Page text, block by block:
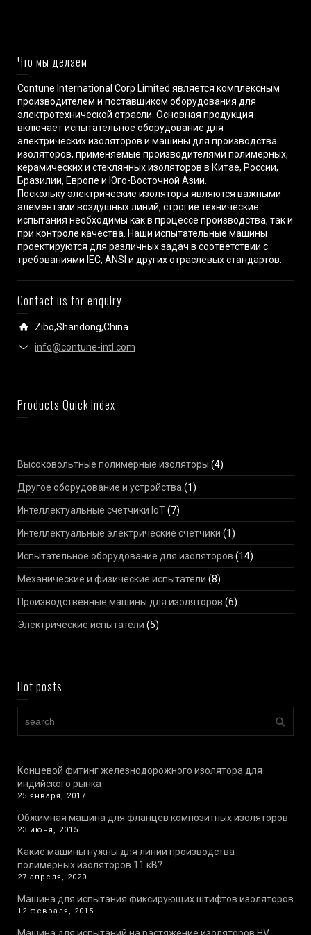
Что мы делаем
Contune International Corp Limited является комплексным
производителем и поставщиком оборудования для
электротехнической отрасли. Основная продукция
включает испытательное оборудование для
электрических изоляторов и машины для производства
изоляторов, применяемые производителями полимерных,
керамических и стеклянных изоляторов в Китае, России,
Бразилии, Европе и Юго-Восточной Азии.
Поскольку электрические изоляторы являются важными
элементами воздушных линий, строгие технические
испытания необходимы как в процессе производства, так и
при контроле качества. Наши испытательные машины
проектируются для различных задач в соответствии с
требованиями IEC, ANSI и других отраслевых стандартов.
Contact us for enquiry
Zibo,Shandong,China
info@contune-intl.com
Products Quick Index
Высоковольтные полимерные изоляторы (4)
Другое оборудование и устройства(1)
Интеллектуальные счетчики IoT(7)
Интеллектуальные электрические счетчики (1)
Испытательное оборудование для изоляторов (14)
Механические и физические испытатели (8)
Производственные машины для изоляторов (6)
Электрические испытатели (5)
Hot posts
Концевой фитинг железнодорожного изолятора для
индийского рынка
25 января, 2017
Обжимная машина для фланцев композитных изоляторов
23 июня, 2015
Какие машины нужны для линии производства
полимерных изоляторов 11 кВ?
27 апреля, 2020
Машина для испытания фиксирующих штифтов изоляторов
12 февраля, 2015